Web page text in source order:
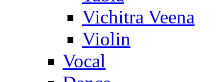
Vichitra Veena
Violin
Vocal